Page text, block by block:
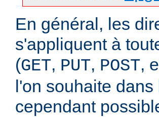
En général, les
s'appliquent à
(GET, PUT, POST,
l'on souhaite
cependant